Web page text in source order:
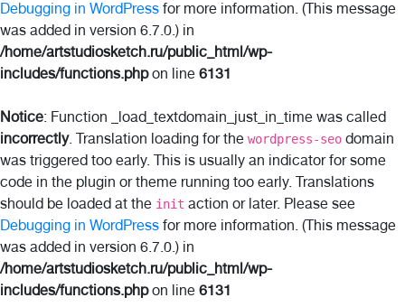
Debugging in WordPress for more information. (This message
was added in version 6.7.0.) in
/home/artstudiosketch.ru/public_html/wp-
includes/functions.phpon line 6131
Notice: Function _load_textdomain_just_in_time was called
incorrectly. Translation loading for the wordpress-seo domain
was triggered too early. This is usually an indicator for some
code in the plugin or theme running too early. Translations
should be loaded at the init action or later. Please see
Debugging in WordPress for more information. (This message
was added in version 6.7.0.) in
/home/artstudiosketch.ru/public_html/wp-
includes/functions.phpon line 6131